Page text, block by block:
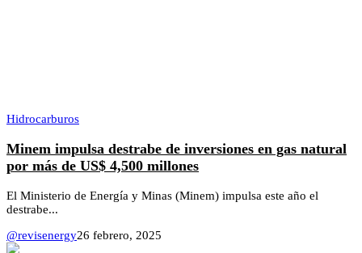
Hidrocarburos
Minem impulsa destrabe de inversiones en gas natural
por más de US$ 4,500 millones
El Ministerio de Energía y Minas (Minem) impulsa este año el
destrabe...
@revisenergy26 febrero, 2025